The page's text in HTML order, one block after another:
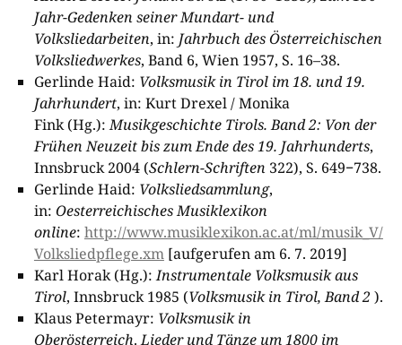
Jahr-Gedenken seiner Mundart- und
Volksliedarbeiten, in: Jahrbuch des Österreichischen
Volksliedwerkes, Band 6, Wien 1957, S. 16–38.
Gerlinde Haid: Volksmusik in Tirol im18. und19.
Jahrhundert, in: Kurt Drexel / Monika
Fink (Hg.):Musikgeschichte Tirols. Band 2: Von der
Frühen Neuzeit bis zum Ende des19. Jahrhunderts,
Innsbruck 2004 (Schlern-Schriften 322), S. 649−738.
Gerlinde Haid: Volksliedsammlung,
in: Oesterreichisches Musiklexikon
online: http://www.musiklexikon­.ac.at/ml/musik_V/
Volksliedpflege.xm[aufgerufen am 6. 7. 2019]
Karl Horak (Hg.):Instrumentale Volksmusik aus
Tirol, Innsbruck 1985 (Volksmusik in Tirol, Band 2 ).
Klaus Petermayr: Volksmusik in
Oberösterreich.Lieder und Tänze um1800im